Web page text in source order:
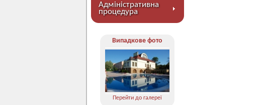
Адміністративна
процедура
Випадкове фото
Перейти до галереї